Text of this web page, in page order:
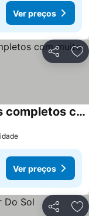
Ver preços
Partilhar
Souza Apart 2 - Apartamentos completos com muito aconchego
Ver preços
Partilhar